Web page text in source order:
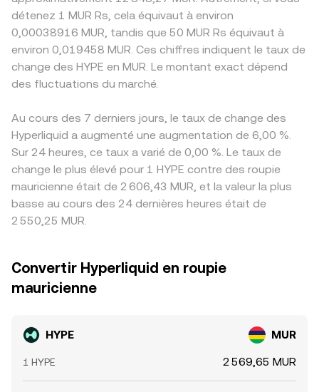
détenez 1 MUR Rs, cela équivaut à environ
0,00038916 MUR, tandis que 50 MUR Rs équivaut à
environ 0,019458 MUR. Ces chiffres indiquent le taux de
change des HYPE en MUR. Le montant exact dépend
des fluctuations du marché.
Au cours des 7 derniers jours, le taux de change des
Hyperliquid a augmenté une augmentation de 6,00 %.
Sur 24 heures, ce taux a varié de 0,00 %. Le taux de
change le plus élevé pour 1 HYPE contre des roupie
mauricienne était de 2 606,43 MUR, et la valeur la plus
basse au cours des 24 dernières heures était de
2 550,25 MUR.
Convertir Hyperliquid en roupie
mauricienne
HYPE MUR
1 HYPE 2 569,65 MUR